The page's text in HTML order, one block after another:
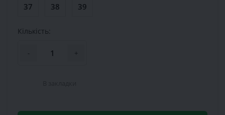
37 38 39
Кількість:
- +